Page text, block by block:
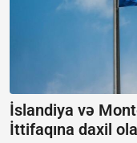
İslandiya və
İttifaqına daxil